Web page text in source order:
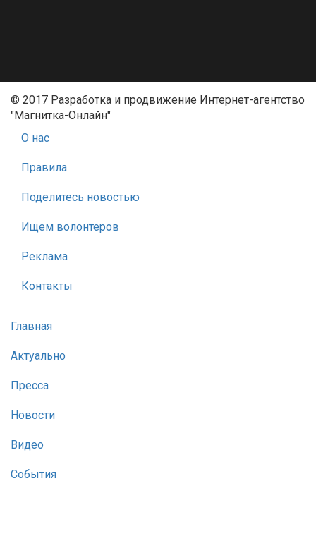
© 2017 Разработка и продвижение Интернет-агентство
"Магнитка-Онлайн"
О нас
Правила
Поделитесь новостью
Ищем волонтеров
Реклама
Контакты
Главная
Актуально
Пресса
Новости
Видео
События